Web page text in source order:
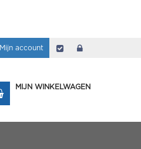
Mijn account Afrekenen
MIJN WINKELWAGEN